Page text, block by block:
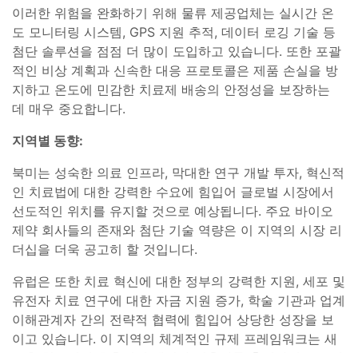
이러한 위험을 완화하기 위해 물류 제공업체는 실시간 온
도 모니터링 시스템, GPS 지원 추적, 데이터 로깅 기술 등
첨단 솔루션을 점점 더 많이 도입하고 있습니다. 또한 포괄
적인 비상 계획과 신속한 대응 프로토콜은 제품 손실을 방
지하고 온도에 민감한 치료제 배송의 안정성을 보장하는
데 매우 중요합니다.
지역별 동향:
북미는 성숙한 의료 인프라, 막대한 연구 개발 투자, 혁신적
인 치료법에 대한 강력한 수요에 힘입어 글로벌 시장에서
선도적인 위치를 유지할 것으로 예상됩니다. 주요 바이오
제약 회사들의 존재와 첨단 기술 역량은 이 지역의 시장 리
더십을 더욱 공고히 할 것입니다.
유럽은 또한 치료 혁신에 대한 정부의 강력한 지원, 세포 및
유전자 치료 연구에 대한 자금 지원 증가, 학술 기관과 업계
이해관계자 간의 전략적 협력에 힘입어 상당한 성장을 보
이고 있습니다. 이 지역의 체계적인 규제 프레임워크는 새